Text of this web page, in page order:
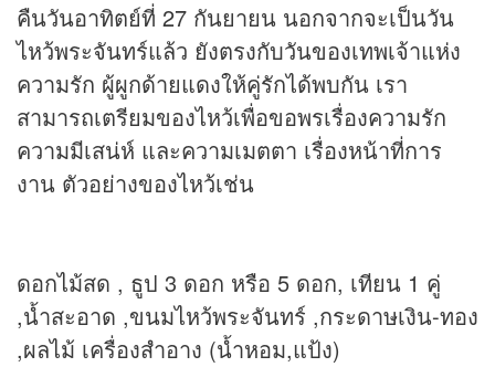
คืนวันอาทิตย์ที่ 27 กันยายน นอกจากจะเป็นวัน
ไหว้พระจันทร์แล้ว ยังตรงกับวันของเทพเจ้าแห่ง
ความรัก ผู้ผูกด้ายแดงให้คู่รักได้พบกัน เรา
สามารถเตรียมของไหว้เพื่อขอพรเรื่องความรัก
ความมีเสน่ห์ และความเมตตา เรื่องหน้าที่การ
งาน ตัวอย่างของไหว้เช่น
ดอกไม้สด , ธูป 3 ดอก หรือ 5 ดอก, เทียน 1 คู่
,น้ำสะอาด ,ขนมไหว้พระจันทร์ ,กระดาษเงิน-ทอง
,ผลไม้ เครื่องสำอาง (น้ำหอม,แป้ง)